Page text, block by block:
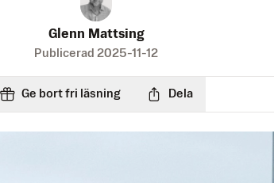
Glenn Mattsing
Publicerad 2025-11-12
Ge bort fri läsning Dela